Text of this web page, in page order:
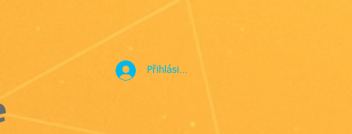
Přihlásit se